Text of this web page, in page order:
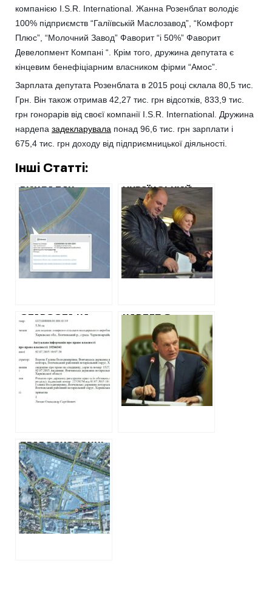
компанією I.S.R. International. Жанна Розенблат володіє
100% підприємств “Галіївській Маслозавод”, “Комфорт
Плюс”, “Молочний Завод” Фаворит “і 50%” Фаворит
Девелопмент Компані “. Крім того, дружина депутата є
кінцевим бенефіціарним власником фірми “Амос”.
Зарплата депутата Розенблата в 2015 році склала 80,5 тис.
Грн. Він також отримав 42,27 тис. грн відсотків, 833,9 тис.
грн гонорарів від своєї компанії I.S.R. International. Дружина
нардепа задекларувала понад 96,6 тис. грн зарплати і
675,4 тис. грн доходу від підприємницької діяльності.
Інші Статті:
ВИКЛАДАЧ
УНІВЕРСИТЕТУ ІМ
КОЖЕДУБА
СКУПОВУЄ
ЗЕМЛЮ
АТОШНИКІВ
УКРАЇНСЬКИЙ
НАРДЕП ПРИДБАВ
ЗАБУДОВАНУ
ЗЕМЛЮ У
НІМЕЧЧИНІ ЗА 22
МІЛЬЙОНИ
СТАРОСТА НА
ХАРКІВЩИНІ
ЗАБУЛА ВКАЗАТИ
ЗЕМЕЛЬНІ
ДІЛЯНКИ, ВІД
НАДАННЯ В
ОРЕНДУ ЯКИХ
НАРДЕП З
ХАРКІВЩИНИ
ОТРИМАВ В
ПОДАРУНОК ВІД
83-РІЧНОЇ
ПЕНСІОНЕРКИ
МАЙЖЕ ЧОТИРИ
МІЛЬЙОНИ
ПРАВООХОРОНЦІ
ВІДКРИЛИ
СПРАВУ НА
ЧИНОВНИКІВ
КЕРНЕСА, ЯКІ
ЗАДЕШЕВО
ПРОДАЛИ
ЛЮДЯМ КЕРНЕСА